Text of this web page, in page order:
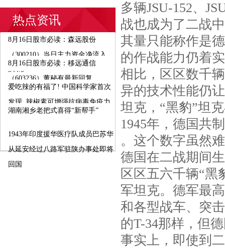
热点资讯
8月16日股市必读：森远股份
（300210）当日主力资金净流入
344.0
8月16日股市必读：移远通信
（603236）董秘有最新回复
爱吃辣的有福了! 中国科学家首次
发现, 辣椒素可增强抗病毒免疫力
湖南湘乡老把式喜得“新帮手”
1943年印度援华医疗队成员巴苏华
从延安经过八路军驻陕办事处即将
回国
多辆JSU-152、
战也成为了二战
其量只能称作是
的作战能力仍着
相比，区区数千
异的技术性能仍
坦克，“黑豹”坦
1945年，德国共
。这个数字虽然
德国在二战期间
区区五六千辆“
军坦克。德军最
和各型战车、突
的T-34那样，但
事实上，即使到